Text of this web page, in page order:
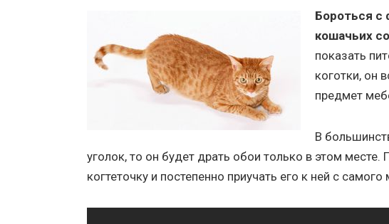
Бороться с
кошачьих
показать
коготки, он
предмет
В
уголок, то он будет драть обои только в этом
когтеточку и постепенно приучать его к ней с